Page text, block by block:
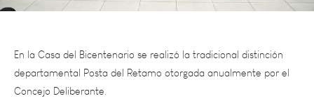
En la Casa del Bicentenario se realizó la tradicional distinción
departamental Posta del Retamo otorgada anualmente por el
Concejo Deliberante.